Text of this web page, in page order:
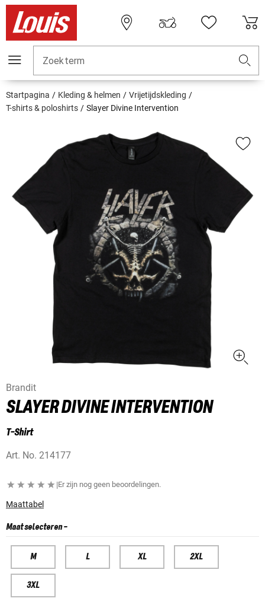
Zoekterm
Startpagina Kleding & helmen
Vrijetijdskleding
T-shirts & poloshirts
Slayer Divine Intervention
Brandit
SLAYER DIVINE INTERVENTION
T-Shirt
Art. No. 214177
|Er zijn nog geen beoordelingen.
Maattabel
Maat selecteren-
M L XL 2XL
3XL